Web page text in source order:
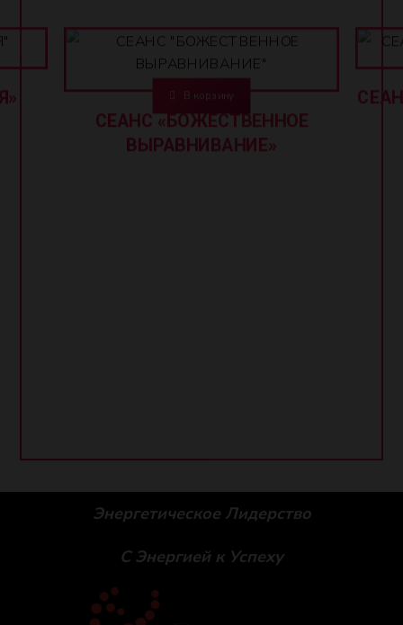
СЕАНС «БОЖЕСТВЕННОЕ
ВЫРАВНИВАНИЕ»
AZN 120,00
В корзину
Энергетическое Лидерство
С Энергией к Успеху